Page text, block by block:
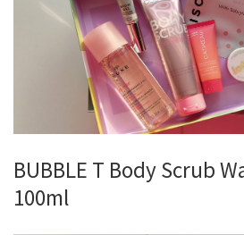
BUBBLE T Body Scrub
100ml